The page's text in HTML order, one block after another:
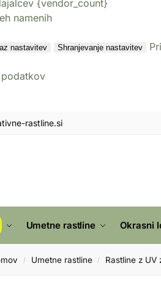
{vendor_count}
namenih
nastavitev Shranjevanje nastavitev
rastline.si
Umetne rastline Okrasni
/ Umetne rastline / Rastline z UV